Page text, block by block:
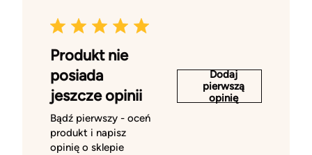
Produkt nie
posiada
jeszcze opinii
Bądź pierwszy - oceń
produkt i napisz
opinię o sklepie
Dodaj
pierwszą
opinię